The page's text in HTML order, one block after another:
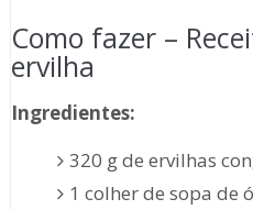
Como fazer –
ervilha
Ingredientes:
320 g de ervilhas
1 colher de sopa de